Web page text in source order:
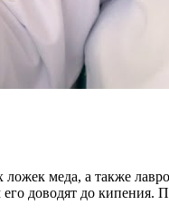
ложек меда, а также
доводят до кипения.